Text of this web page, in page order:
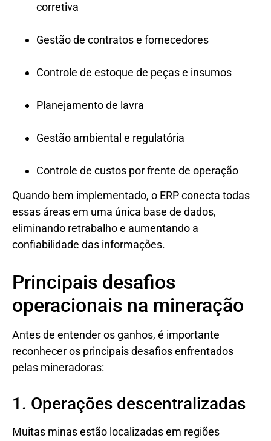
corretiva
Gestão de contratos e fornecedores
Controle de estoque de peças e insumos
Planejamento de lavra
Gestão ambiental e regulatória
Controle de custos por frente de operação
Quando bem implementado, o ERP conecta todas
essas áreas em uma única base de dados,
eliminando retrabalho e aumentando a
confiabilidade das informações.
Principais desafios
operacionais na mineração
Antes de entender os ganhos, é importante
reconhecer os principais desafios enfrentados
pelas mineradoras:
1. Operações descentralizadas
Muitas minas estão localizadas em regiões